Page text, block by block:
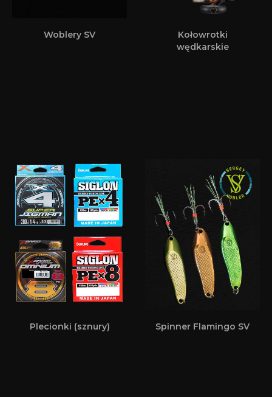
Woblery SV
Kołowrotki
wędkarskie
Plecionki (sznury) Spinner Flamingo SV